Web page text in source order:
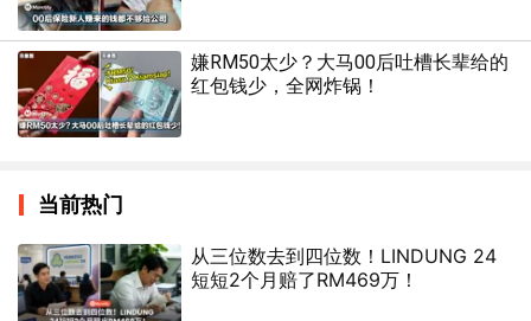
嫌RM50太少？大马00后吐槽长辈给的
红包钱少，全网炸锅！
当前热门
从三位数去到四位数！LINDUNG 24
短短2个月赔了RM469万！